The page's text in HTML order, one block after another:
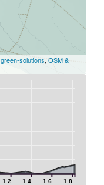
green-solutions, OSM &
1.2 1.4 1.6 1.8